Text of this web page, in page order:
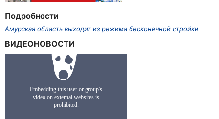
Подробности
Амурская область выходит из режима бесконечной стройки
ВИДЕОНОВОСТИ